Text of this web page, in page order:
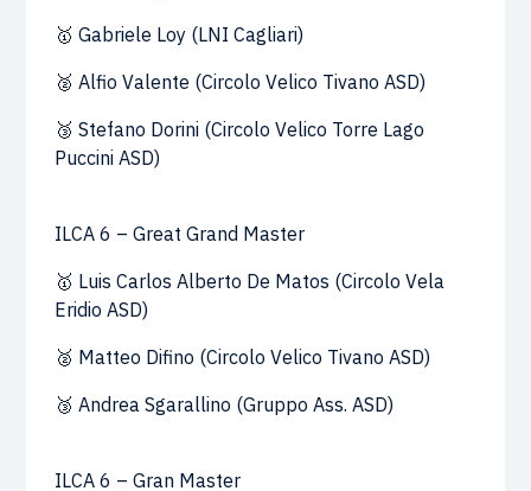
🥇 Gabriele Loy (LNI Cagliari)
🥈 Alfio Valente (Circolo Velico Tivano ASD)
🥉 Stefano Dorini (Circolo Velico Torre Lago
Puccini ASD)
ILCA 6 – Great Grand Master
🥇 Luis Carlos Alberto De Matos (Circolo Vela
Eridio ASD)
🥈 Matteo Difino (Circolo Velico Tivano ASD)
🥉 Andrea Sgarallino (Gruppo Ass. ASD)
ILCA 6 – Gran Master